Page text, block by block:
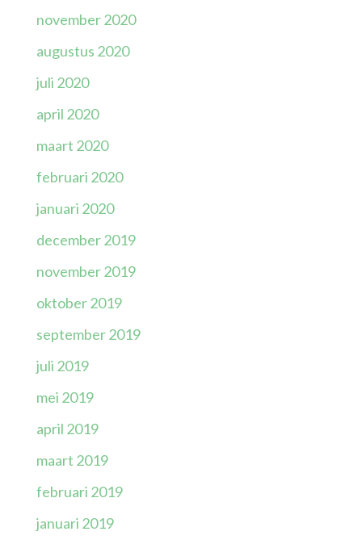
november 2020
augustus 2020
juli 2020
april 2020
maart 2020
februari 2020
januari 2020
december 2019
november 2019
oktober 2019
september 2019
juli 2019
mei 2019
april 2019
maart 2019
februari 2019
januari 2019